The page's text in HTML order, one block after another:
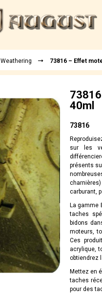
Weathering 73816 – Effet
40ml
73816
sur les
présents
carburant,
La gamme
taches
bidons
moteurs,
Ces
acrylique,
obtiendrez
Mettez en
taches
pour des